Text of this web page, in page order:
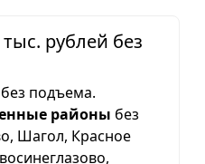
рублей без
подъема.
районы без
Шагол, Красное